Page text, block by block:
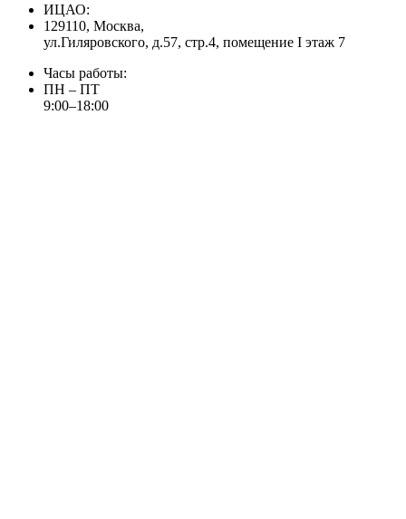
ИЦАО:
129110, Москва,
ул.Гиляровского, д.57, стр.4, помещение I этаж 7
Часы работы:
ПН – ПТ
9:00–18:00